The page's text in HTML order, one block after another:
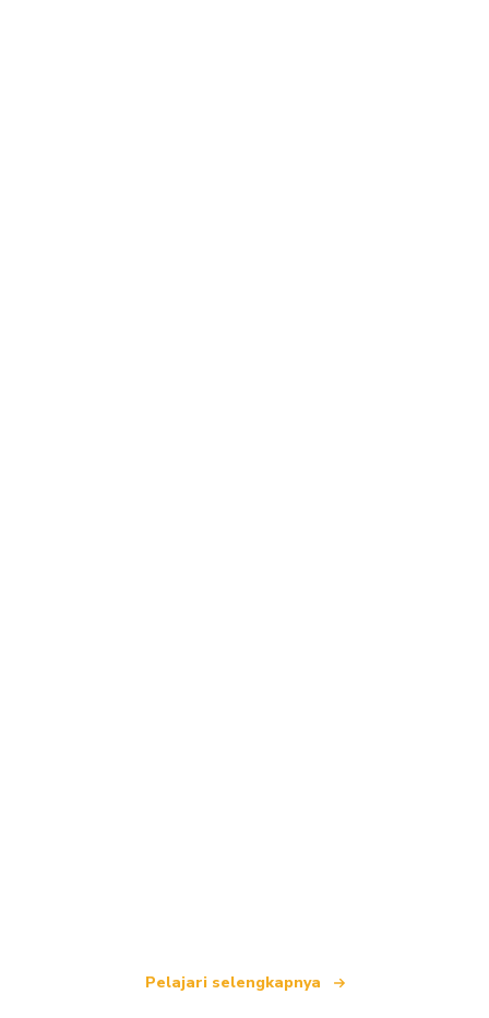
Pelajari selengkapnya